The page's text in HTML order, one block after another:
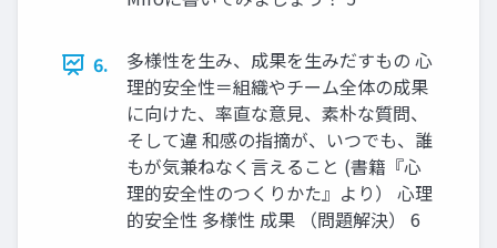
6.
多様性を生み、成果を生みだすもの 心
理的安全性＝組織やチーム全体の成果
に向けた、率直な意見、素朴な質問、
そして違 和感の指摘が、いつでも、誰
もが気兼ねなく言えること (書籍『心
理的安全性のつくりかた』より） 心理
的安全性 多様性 成果 （問題解決） 6